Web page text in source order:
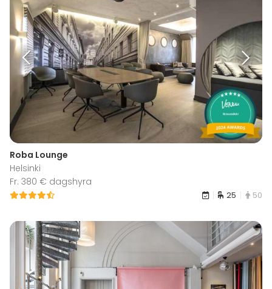
Roba Lounge
Helsinki
Fr. 380 € dagshyra
25 50